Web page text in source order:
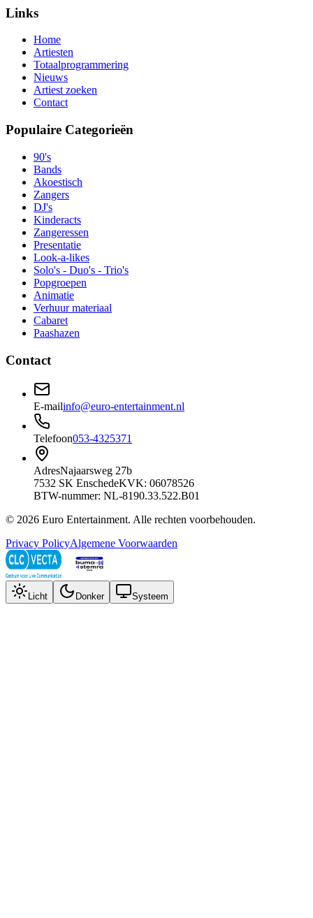
Links
Home
Artiesten
Totaalprogrammering
Nieuws
Artiest zoeken
Contact
Populaire Categorieën
90's
Bands
Akoestisch
Zangers
DJ's
Kinderacts
Zangeressen
Presentatie
Look-a-likes
Solo's - Duo's - Trio's
Popgroepen
Animatie
Verhuur materiaal
Cabaret
Paashazen
Contact
E-mailinfo@euro-entertainment.nl
Telefoon053-4325371
AdresNajaarsweg 27b
7532 SK EnschedeKVK: 06078526
BTW-nummer: NL-8190.33.522.B01
© 2026 Euro Entertainment. Alle rechten voorbehouden.
Privacy PolicyAlgemene Voorwaarden
Licht Donker Systeem